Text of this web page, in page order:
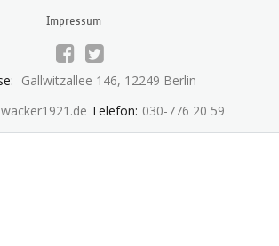
Impressum
Gallwitzallee 146, 12249 Berlin
Telefon: 030-776 20 59